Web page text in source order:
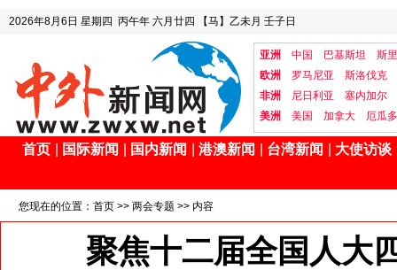
2026年8月6日 星期四 丙午年 六月廿四 【马】乙未月 壬子日
亚洲 中国 巴基斯坦
斯
欧洲
罗马尼亚
斯洛伐克
非洲
尼日利亚
塞内加尔
美洲
美国 加拿大 厄瓜
首页 国际新闻 国内新闻 港澳新闻 台湾新闻 大使访谈
您现在的位置： 首页 >> 两会专题 >> 内容
聚焦十二届全国人大